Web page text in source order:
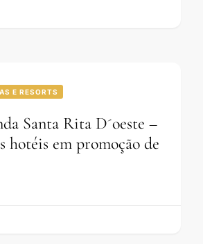
E RESORTS
Santa Rita D´oeste –
hotéis em promoção de